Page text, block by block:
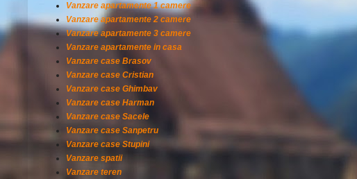
Vanzare apartamente 1 camere
Vanzare apartamente 2 camere
Vanzare apartamente 3 camere
Vanzare apartamente in casa
Vanzare case Brasov
Vanzare case Cristian
Vanzare case Ghimbav
Vanzare case Harman
Vanzare case Sacele
Vanzare case Sanpetru
Vanzare case Stupini
Vanzare spatii
Vanzare teren